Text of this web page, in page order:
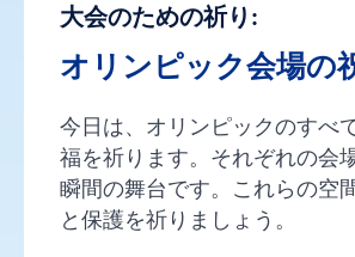
大会のための祈り:
オリンピック会場の
今日は、オリンピックのすべ
福を祈ります。それぞれの会
瞬間の舞台です。これらの空
と保護を祈りましょう。